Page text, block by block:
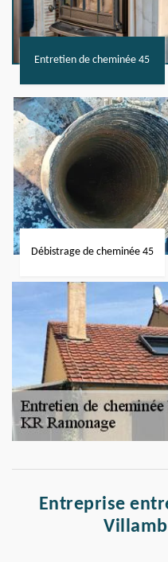
Entretien de cheminée 45
Débistrage de cheminée 45
Entreprise